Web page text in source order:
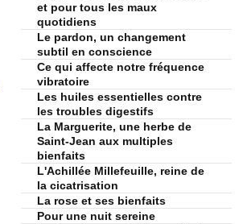
et pour tous les maux
quotidiens
Le pardon, un changement
subtil en conscience
Ce qui affecte notre fréquence
vibratoire
Les huiles essentielles contre
les troubles digestifs
La Marguerite, une herbe de
Saint-Jean aux multiples
bienfaits
L'Achillée Millefeuille, reine de
la cicatrisation
La rose et ses bienfaits
Pour une nuit sereine